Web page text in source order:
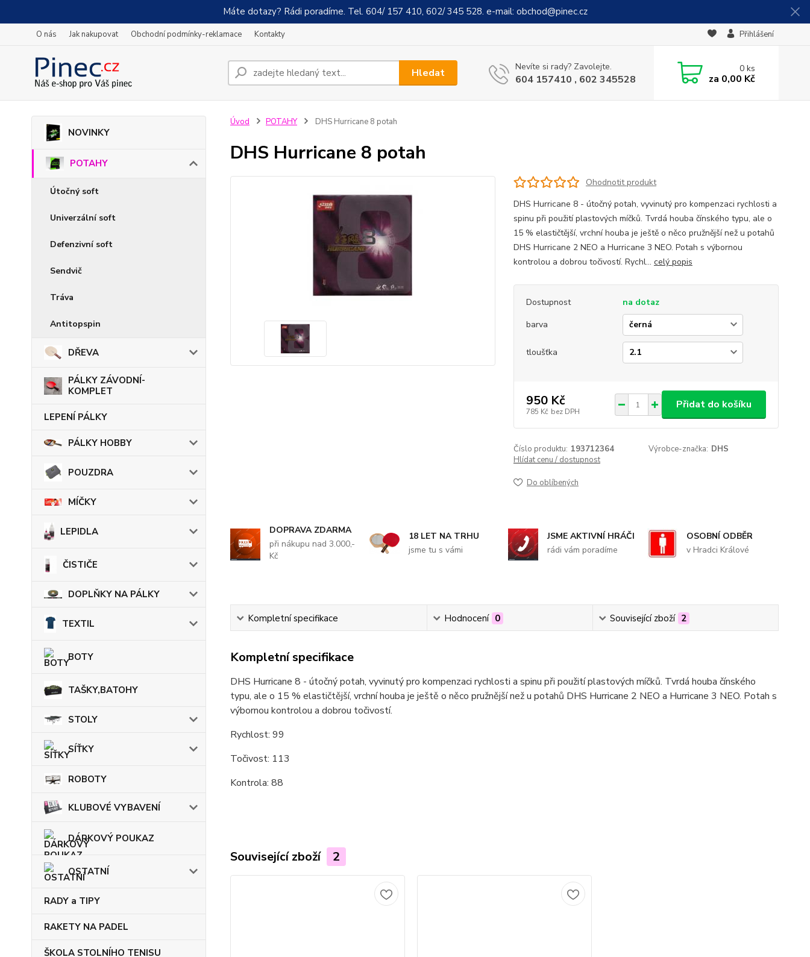
Máte dotazy? Rádi poradíme. Tel. 604/ 157 410, 602/ 345 528. e-mail: obchod@pinec.cz
O nás Jak nakupovat Obchodní podmínky-reklamace Kontakty Přihlášení
Hledat Nevíte si rady? Zavolejte.
604 157410 , 602 345528
0ks
za 0,00 Kč
NOVINKY
POTAHY
Útočný soft
Univerzální soft
Defenzivní soft
Sendvič
Tráva
Antitopspin
DŘEVA
PÁLKY ZÁVODNÍ-
KOMPLET
LEPENÍ PÁLKY
PÁLKY HOBBY
POUZDRA
MÍČKY
LEPIDLA
ČISTIČE
DOPLŇKY NA PÁLKY
TEXTIL
BOTY
TAŠKY,BATOHY
STOLY
SÍŤKY
ROBOTY
KLUBOVÉ VYBAVENÍ
DÁRKOVÝ POUKAZ
OSTATNÍ
RADY a TIPY
RAKETY NA PADEL
ŠKOLA STOLNÍHO TENISU
Úvod POTAHY DHS Hurricane 8 potah
DHS Hurricane 8 potah
Ohodnotit produkt
DHS Hurricane 8 - útočný potah, vyvinutý pro kompenzaci rychlosti a
spinu při použití plastových míčků. Tvrdá houba čínského typu, ale o
15 % elastičtější, vrchní houba je ještě o něco pružnější než u potahů
DHS Hurricane 2 NEO a Hurricane 3 NEO. Potah s výbornou
kontrolou a dobrou točivostí. Rychl... celý popis
Dostupnost
na dotaz
barva
tloušťka
950 Kč
785 Kč bez DPH
Přidat do košíku
Číslo produktu: 193712364 Výrobce-značka: DHS
Hlídat cenu / dostupnost
Do oblíbených
DOPRAVA ZDARMA
při nákupu nad 3.000,-
Kč
18 LET NA TRHU
jsme tu s vámi
JSME AKTIVNÍ HRÁČI
rádi vám poradíme
OSOBNÍ ODBĚR
v Hradci Králové
Kompletní specifikace Hodnocení 0 Související zboží 2
Kompletní specifikace
DHS Hurricane 8 - útočný potah, vyvinutý pro kompenzaci rychlosti a spinu při použití plastových míčků. Tvrdá houba čínského
typu, ale o 15 % elastičtější, vrchní houba je ještě o něco pružnější než u potahů DHS Hurricane 2 NEO a Hurricane 3 NEO. Potah s
výbornou kontrolou a dobrou točivostí.
Rychlost: 99
Točivost: 113
Kontrola: 88
Související zboží 2